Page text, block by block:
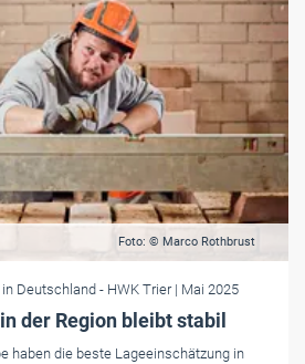
Foto: © Marco Rothbrust
Deutschland - HWK Trier | Mai 2025
der Region bleibt stabil
haben die beste Lageeinschätzung in